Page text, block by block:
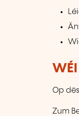
WÉI
Op
Zum